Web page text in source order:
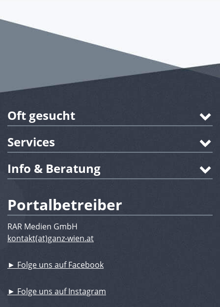
Oft gesucht
Services
Info & Beratung
Portalbetreiber
RAR Medien GmbH
kontakt(at)ganz-wien.at
► Folge uns auf Facebook
► Folge uns auf Instagram